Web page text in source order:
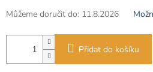
Můžeme doručit do: 11.8.2026
Přidat do košíku